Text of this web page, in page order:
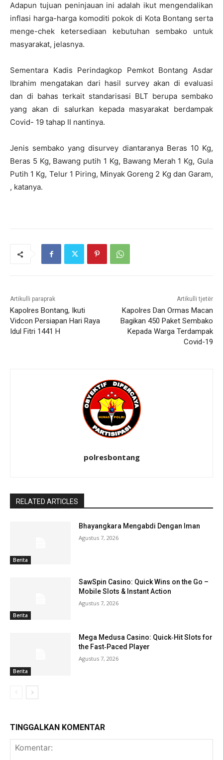
Adapun tujuan peninjauan ini adalah ikut mengendalikan
inflasi harga-harga komoditi pokok di Kota Bontang serta
menge-chek ketersediaan kebutuhan sembako untuk
masyarakat, jelasnya.
Sementara Kadis Perindagkop Pemkot Bontang Asdar
Ibrahim mengatakan dari hasil survey akan di evaluasi
dan di bahas terkait standarisasi BLT berupa sembako
yang akan di salurkan kepada masyarakat berdampak
Covid- 19 tahap II nantinya.
Jenis sembako yang disurvey diantaranya Beras 10 Kg,
Beras 5 Kg, Bawang putih 1 Kg, Bawang Merah 1 Kg, Gula
Putih 1 Kg, Telur 1 Piring, Minyak Goreng 2 Kg dan Garam,
, katanya.
Artikulli paraprak
Kapolres Bontang, Ikuti
Vidcon Persiapan Hari Raya
Idul Fitri 1441 H
Artikulli tjetër
Kapolres Dan Ormas Macan
Bagikan 450 Paket Sembako
Kepada Warga Terdampak
Covid-19
polresbontang
RELATED ARTICLES
Berita
Bhayangkara Mengabdi Dengan Iman
Agustus 7, 2026
Berita
SawSpin Casino: Quick Wins on the Go –
Mobile Slots & Instant Action
Agustus 7, 2026
Berita
Mega Medusa Casino: Quick‑Hit Slots for
the Fast‑Paced Player
Agustus 7, 2026
TINGGALKAN KOMENTAR